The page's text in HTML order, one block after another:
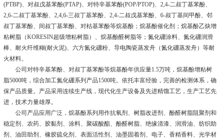
(PTBP)、对叔戊基苯酚(PTAP)、对特辛基苯酚(POP/PTOP)、2,4-二叔丁基苯酚、
2,6-二叔丁基苯酚、2,4,6-三叔丁基苯酚、2,4-二叔戊基苯酚、6-叔丁基间甲酚、邻
叔丁基苯酚、间叔丁基苯酚、对枯基苯酚等烷基酚；烷基酚催化剂；烷基酚乙炔增
粘树脂（KORESIN超级增粘树脂）、烷基酚醛树脂等；氮化硼涂料、氮化硼润滑
棒、耐火纤维糊(耐火泥)、六方氮化硼粉、导电陶瓷蒸发舟（氮化硼蒸发舟）等耐
火材料。
公司对特辛基苯酚、对叔丁基苯酚等烷基酚年供应量1.5万吨，烷基酚增粘树
脂5000吨，综合加工氮化硼系列产品1500吨。依托丰富经验，完善的检测体系，确
保产品质量。产品采用连续生产线，现代化生产设备及先进精馏工艺，生产工艺先
进，技术力量雄厚。
公司产品应用广泛，烷基酚系列用作抗氧剂、树脂改进剂、酚醛树脂阻聚剂和
稳定剂、农药、胶黏剂、涂料、聚碳酸酯、酚醛树脂、绝缘清漆、润滑油、纺织助
剂、油田助剂、橡胶硫化剂、表面活性剂、油墨固着剂、电子、香精香料、光学材